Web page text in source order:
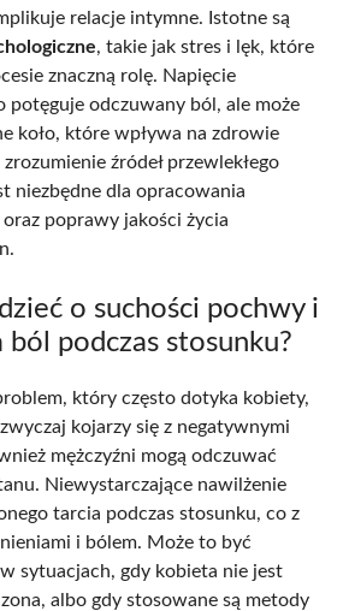
relacje intymne. Istotne są
, takie jak stres i lęk, które
znaczną rolę. Napięcie
potęguje odczuwany ból, ale może
koło, które wpływa na zdrowie
źródeł przewlekłego
niezbędne dla opracowania
poprawy jakości życia
o suchości pochwy i
ból podczas stosunku?
który często dotyka kobiety,
kojarzy się z negatywnymi
mężczyźni mogą odczuwać
Niewystarczające nawilżenie
tarcia podczas stosunku, co z
i bólem. Może to być
sytuacjach, gdy kobieta nie jest
albo gdy stosowane są metody